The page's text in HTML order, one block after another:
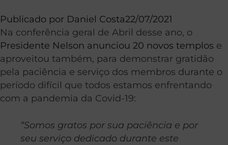
Publicado por Daniel Costa22/07/2021
Na conferência geral de Abril desse ano, o
Presidente Nelson anunciou 20 novos templos e
aproveitou também, para demonstrar gratidão
pela paciência e serviço dos membros durante o
período difícil que todos estamos enfrentando
com a pandemia da Covid-19:
“Somos gratos por sua paciência e por
seu serviço dedicado durante este